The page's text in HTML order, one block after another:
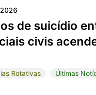
de suicídio
civis
Rotativas Últimas